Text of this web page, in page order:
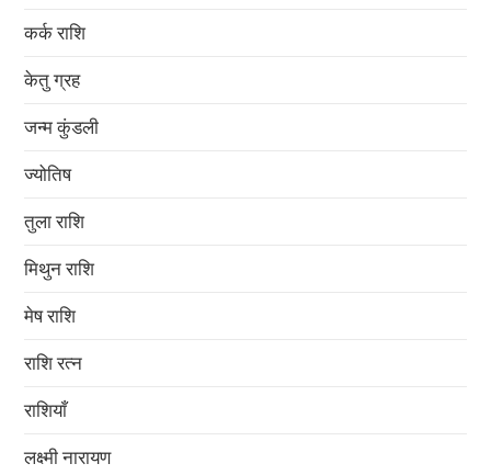
कर्क राशि
केतु ग्रह
जन्म कुंडली
ज्योतिष
तुला राशि
मिथुन राशि
मेष राशि
राशि रत्न
राशियाँ
लक्ष्मी नारायण